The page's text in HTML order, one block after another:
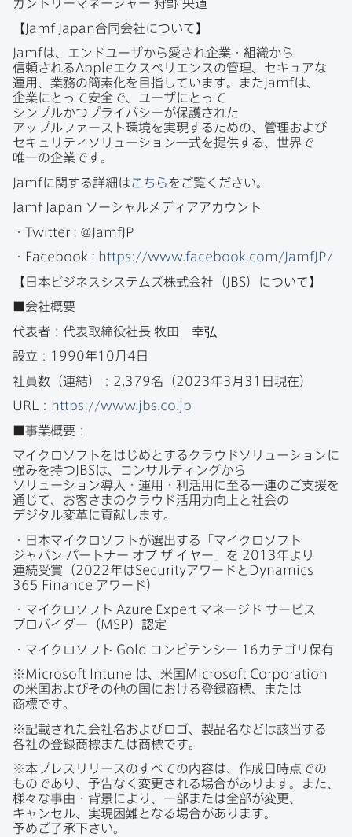
カントリーマネージャー 狩野 央道
【Jamf Japan合同会社に​ついて​】
Jamfは、​エンドユーザから​愛され企業・組織から​
信頼されるAppleエクスペリエンスの​管理、​セキュアな​
運用、​業務の​簡素化を​目指しています。​また Jamfは、​
企業に​とって​安全で、​ユーザに​とって​
シンプルかつプライバシーが​保護された​
アップルファースト環境を​実現する​ための、​管理および​
セキュリティソリューション一式を​提供する、​世界で​
唯一の​企業です。
Jamfに​関する​詳細はこちらを​ご覧ください。
Jamf Japan ソーシャルメディアアカウント
・ Twitter : @JamfJP
・
Facebook : https://www.facebook com / JamfJP/
【日本ビジネスシステムズ株式会社​（JBS）に​ついて​】
■会社概要
代表者：代表取締役社長 牧田
幸弘
設立： 1990年10 月 4 日
社員数（連結）： 2 379名（2023年3 月 31 日現在）
URL
： https://www. jbs co jp
■事業概要：
マイクロソフトを​はじめとする​クラウドソリューションに​
強みを​持つ JBSは、​コンサルティングから​
ソリューション導入・運用・利活用に​至る​一連の​ご支援を​
通じて、​お客さまの​クラウド活用力向上と​社会の​
デジタル変革に​貢献します。
・​日本マイクロソフトが​選出する​「マイクロソフト
ジャパン パートナー オブ ザ イヤー」を 2013年より​
連続受賞​（2022年はSecurityアワードと Dynamics
365 Finance アワード）
・マイクロソフト Azure Expert マネージド サービス
プロバイダー​（MSP）認定
・マイクロソフト Gold コンピテンシー 16カテゴリ保有
※Microsoft Intune は、​米国Microsoft Corporation
の​米国および​その​他の​国に​おける​登録商標、​または​
商標です。
※記載された​会社名および​ロゴ、​製品名などは​該当する​
各社の​登録商標または​商標です。
※本プレスリリースの​すべての​内容は、​作成日​時点での​
ものであり、​予告なく​変更される​場合が​あります。​また、​
様々な​事由・背景に​より、​一部​または​全部が​変更、​
キャンセル、​実現困難と​なる​場合が​あります。​
予めご了承下さい。